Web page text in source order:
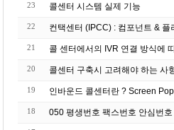
23 콜센터 시스템 실제 기능
22 컨택센터 (IPCC) : 컴포넌트 &
21 콜 센터에서의 IVR 연결 방식에
20 콜센터 구축시 고려해야 하는 사
19 인바운드 콜센터
18 050 평생번호 팩스번호 안심번호